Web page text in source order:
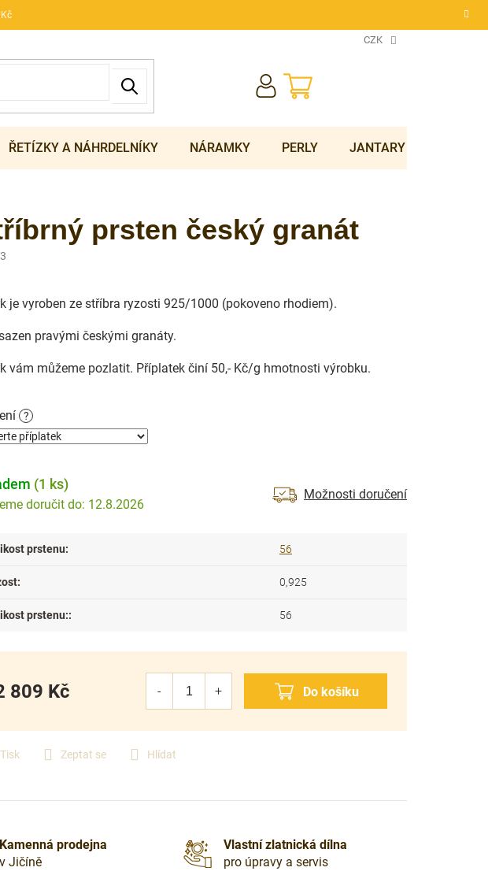
CZK
NÁKUPNÍ
KOŠÍK
ŘETÍZKY A NÁHRDELNÍKY NÁRAMKY PERLY JANTARY
?
je vyroben ze stříbra ryzosti 925/1000 (pokoveno rhodiem).
pravými českými granáty.
vám můžeme pozlatit. Příplatek činí 50,- Kč/g hmotnosti výrobku.
Tisk Zeptat se Hlídat
prsten český granát
(1 ks)
12.8.2026
Možnosti doručení
809 Kč
prstenu: 56
: 0,925
prstenu:: 56
Kamenná prodejna
v Jičíně
Vlastní zlatnická dílna
pro úpravy a servis